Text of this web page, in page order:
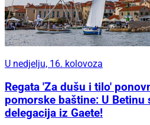
U nedjelju, 16. kolovoza
Regata 'Za dušu i tilo'
pomorske baštine: U Betinu
delegacija iz Gaete!